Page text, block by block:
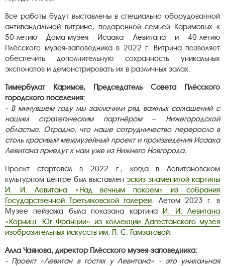
Все работы будут выставлены в специально оборудованной
антивандальной витрине, подаренной семьей Каримовых к
50-летию Дома-музея Исаака Левитана и 40-летию
Плёсского музея-заповедника в 2022 г. Витрина позволяет
обеспечить дополнительную сохранность уникальных
экспонатов и демонстрировать их в различных залах.
Тимербулат Каримов, Председатель Совета Плёсского
городского поселения:
- В минувшем году мы заключили ряд важных соглашений с
нашим стратегическим партнёром – Нижегородской
областью. Отрадно, что наше сотрудничество переросло в
столь красивый межмузейный проект и произведения Исаака
Левитана приедут к нам уже из Нижнего Новгорода.
Проект стартовал в 2022 г., когда в Левитановском
культурном центре был выставлен эскиз знаменитой картины
И. И. Левитана «Над вечным покоем» из собрания
Государственной Третьяковской галереи. Летом 2023 г. в
Музее пейзажа была показана картина И. И. Левитана
«Корниш. Юг Франции» из коллекции Дагестанского музея
изобразительных искусств им. П. С. Гамзатовой.
Алла Чаянова, директор Плёсского музея-заповедника:
- Проект «Левитан в гостях у Левитана» - это уникальная